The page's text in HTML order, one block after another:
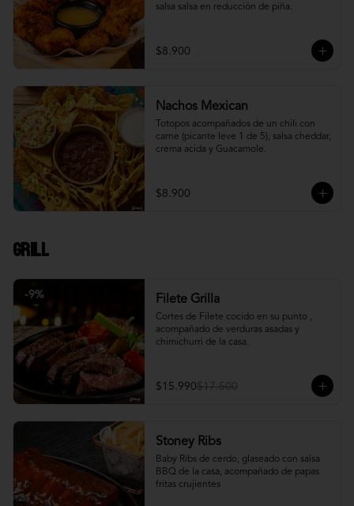
salsa salsa en reducción de piña.
$8.900
Nachos Mexican
Totopos acompañados de un chili con
carne (picante leve 1 de 5), salsa cheddar,
crema acida y Guacamole.
$8.900
Grill
-9% Filete Grilla
Cortes de Filete cocido en su punto ,
acompañado de verduras asadas y
chimichurri de la casa.
$15.990$17.500
Stoney Ribs
Baby Ribs de cerdo, glaseado con salsa
BBQ de la casa, acompañado de papas
fritas crujientes